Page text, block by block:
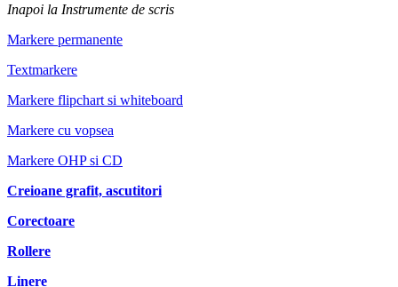
Inapoi la Instrumente de scris
Markere permanente
Textmarkere
Markere flipchart si whiteboard
Markere cu vopsea
Markere OHP si CD
Creioane grafit, ascutitori
Corectoare
Rollere
Linere